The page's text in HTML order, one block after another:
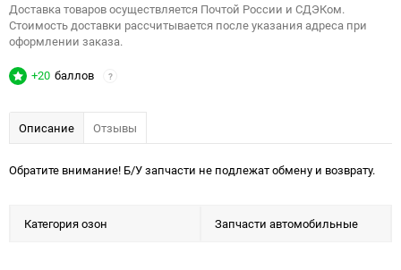
Доставка товаров осуществляется Почтой России и СДЭКом.
Стоимость доставки рассчитывается после указания адреса при
оформлении заказа.
+20 баллов ?
Описание Отзывы
Обратите внимание! Б/У запчасти не подлежат обмену и возврату.
Категория озон Запчасти автомобильные